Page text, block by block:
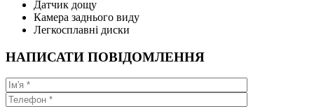
Датчик дощу
Камера заднього виду
Легкосплавні диски
НАПИСАТИ ПОВІДОМЛЕННЯ